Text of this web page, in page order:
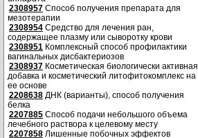
2308957 Способ получения препарата для
мезотерапии
2308954 Средство для лечения ран,
содержащее плазму или сыворотку крови
2308951 Комплексный способ профилактики
вагинальных дисбактериозов
2308937 Косметическая биологически активная
добавка и косметический литофитокомплекс на
ее основе
2208638 ДНК (варианты), способ получения
белка
2207885 Способ подачи небольшого объема
лечебного раствора к целевому месту
2207858 Лишенные побочных эффектов